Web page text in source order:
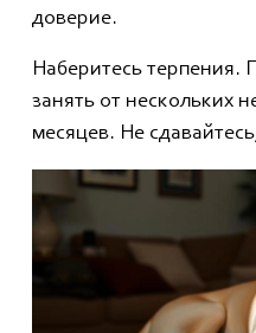
доверие.
Наберитесь терпения.
занять от нескольких
месяцев. Не